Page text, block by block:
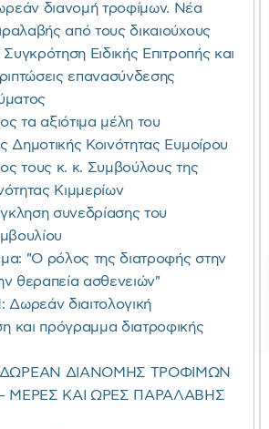
διανομή τροφίμων. Νέα
από τους δικαιούχους
Ειδικής Επιτροπής και
επανασύνδεσης
τα αξιότιμα μέλη του
Δημοτικής Κοινότητας Ευμοίρου
τους κ. κ. Συμβούλους της
Κιμμερίων
συνεδρίασης του
"Ο ρόλος της διατροφής στην
θεραπεία ασθενειών"
διαιτολογική
και πρόγραμμα διατροφικής
ΔΙΑΝΟΜΗΣ ΤΡΟΦΙΜΩΝ
– ΜΕΡΕΣ ΚΑΙ ΩΡΕΣ ΠΑΡΑΛΑΒΗΣ